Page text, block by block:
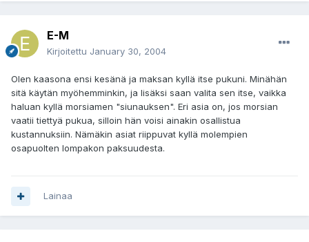
E-M
Kirjoitettu January 30, 2004
Olen kaasona ensi kesänä ja maksan kyllä itse pukuni. Minähän
sitä käytän myöhemminkin, ja lisäksi saan valita sen itse, vaikka
haluan kyllä morsiamen "siunauksen". Eri asia on, jos morsian
vaatii tiettyä pukua, silloin hän voisi ainakin osallistua
kustannuksiin. Nämäkin asiat riippuvat kyllä molempien
osapuolten lompakon paksuudesta.
Lainaa